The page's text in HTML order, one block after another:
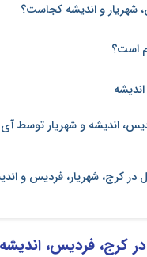
شهریار و اندیشه کجاست؟
است؟
اندیشه و شهریار توسط
در کرج، شهریار، فردیس و
کرج، فردیس،